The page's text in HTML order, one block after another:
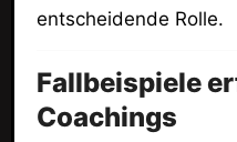
entscheidende Rolle.
Fallbeispiele
Coachings